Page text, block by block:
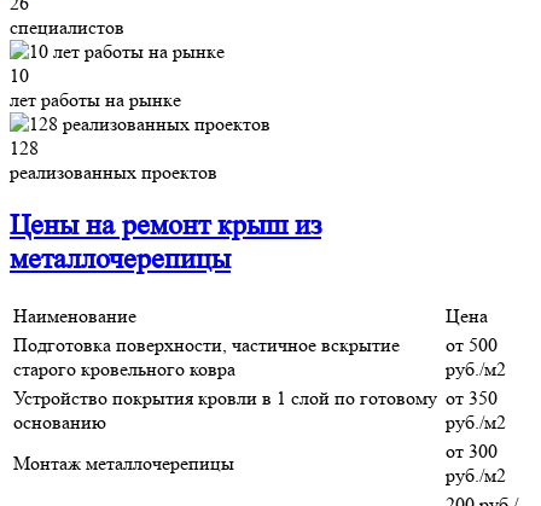
специалистов
10
лет работы на рынке
128
реализованных проектов
Цены на ремонт крыш из
металлочерепицы
Наименование
Цена
Подготовка поверхности, частичное вскрытие
старого кровельного ковра
от 500
руб./м2
Устройство покрытия кровли в 1 слой по готовому
основанию
от 350
руб./м2
Монтаж металлочерепицы
от 300
руб./м2